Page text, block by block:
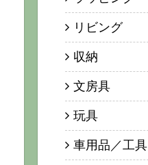
リビング
収納
文房具
玩具
車用品／工具